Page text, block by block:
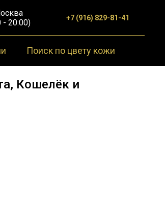
- 20:00)
+7 (916) 829-81-41
Поиск по цвету кожи
Кошелёк и